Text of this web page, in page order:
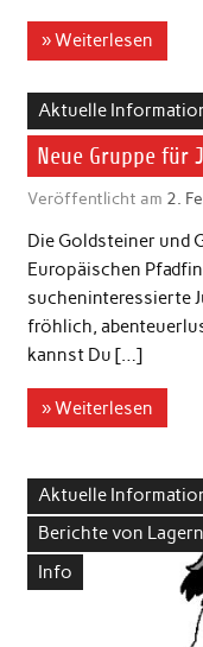
» Weiterlesen
Aktuelle
Neue Gruppe für
Veröffentlicht am 2.
Die Goldsteiner und
Europäischen
sucheninteressierte
fröhlich,
kannst Du […]
» Weiterlesen
Aktuelle
Berichte von
Info